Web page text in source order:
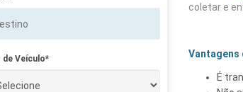
de Veículo*
coletar e
Vantagens
É